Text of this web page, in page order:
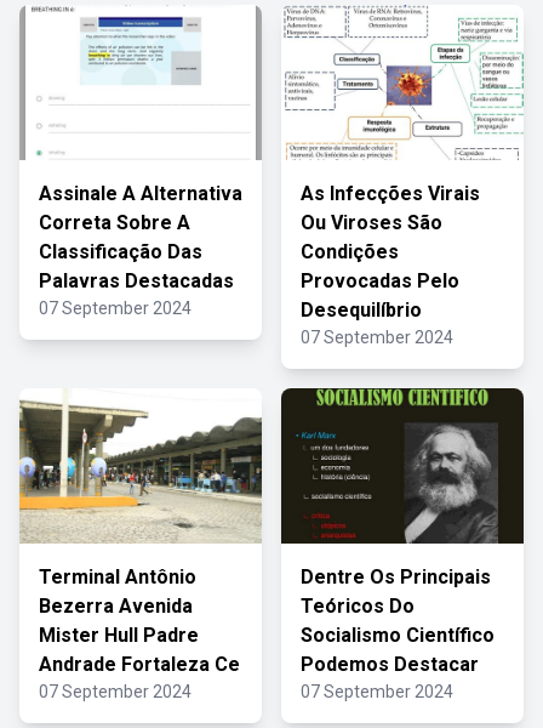
Assinale A Alternativa
Correta Sobre A
Classificação Das
Palavras Destacadas
07 September 2024
As Infecções Virais
Ou Viroses São
Condições
Provocadas Pelo
Desequilíbrio
07 September 2024
Terminal Antônio
Bezerra Avenida
Mister Hull Padre
Andrade Fortaleza Ce
07 September 2024
Dentre Os Principais
Teóricos Do
Socialismo Científico
Podemos Destacar
07 September 2024